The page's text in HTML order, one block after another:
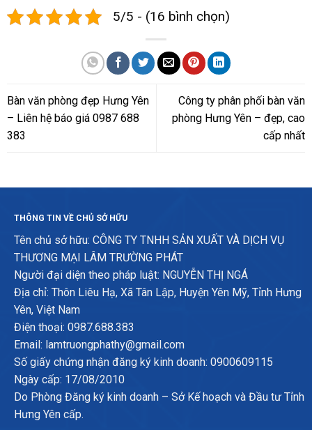
5/5 - (16 bình chọn)
Bàn văn phòng đẹp Hưng Yên
– Liên hệ báo giá 0987 688
383
Công ty phân phối bàn văn
phòng Hưng Yên – đẹp, cao
cấp nhất
THÔNG TIN VỀ CHỦ SỞ HỮU
Tên chủ sở hữu: CÔNG TY TNHH SẢN XUẤT VÀ DỊCH VỤ
THƯƠNG MẠI LÂM TRƯỜNG PHÁT
Người đại diện theo pháp luật: NGUYỄN THỊ NGÁ
Địa chỉ: Thôn Liêu Hạ, Xã Tân Lập, Huyện Yên Mỹ, Tỉnh Hưng
Yên, Việt Nam
Điện thoại: 0987.688.383
Email: lamtruongphathy@gmail.com
Số giấy chứng nhận đăng ký kinh doanh: 0900609115
Ngày cấp: 17/08/2010
Do Phòng Đăng ký kinh doanh – Sở Kế hoạch và Đầu tư Tỉnh
Hưng Yên cấp.